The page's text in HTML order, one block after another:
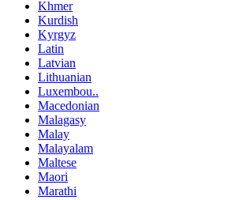
Khmer
Kurdish
Kyrgyz
Latin
Latvian
Lithuanian
Luxembou..
Macedonian
Malagasy
Malay
Malayalam
Maltese
Maori
Marathi